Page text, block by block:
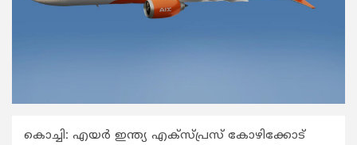
കൊച്ചി: എയർ ഇന്ത്യ എക്സ്പ്രസ് കോഴിക്കോട്